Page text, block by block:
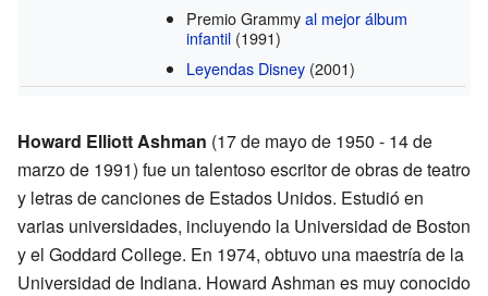
Premio Grammyal mejor álbum
infantil (1991)
Leyendas Disney (2001)
Howard Elliott Ashman (17 de mayo de 1950 - 14 de
marzo de 1991) fue un talentoso escritor de obras de teatro
y letras de canciones de Estados Unidos. Estudió en
varias universidades, incluyendo la Universidad de Boston
y el Goddard College. En 1974, obtuvo una maestría de la
Universidad de Indiana. Howard Ashman es muy conocido